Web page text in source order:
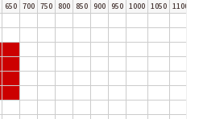
650 700 750 800 850 900 950 1000 1050 1100